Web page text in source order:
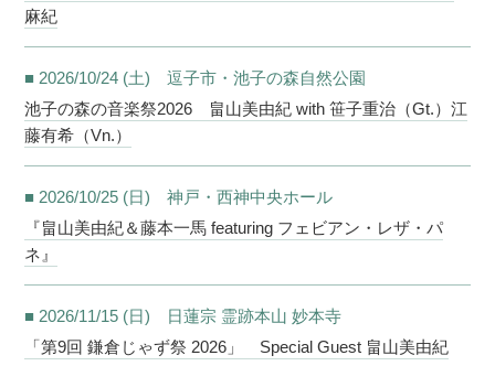
麻紀
■ 2026/10/24 (土) 逗子市・池子の森自然公園
池子の森の音楽祭2026 畠山美由紀 with 笹子重治（Gt.）江
藤有希（Vn.）
■ 2026/10/25 (日) 神戸・西神中央ホール
『畠山美由紀＆藤本一馬 featuring フェビアン・レザ・パ
ネ』
■ 2026/11/15 (日) 日蓮宗 霊跡本山 妙本寺
「第9回 鎌倉じゃず祭 2026」 Special Guest 畠山美由紀